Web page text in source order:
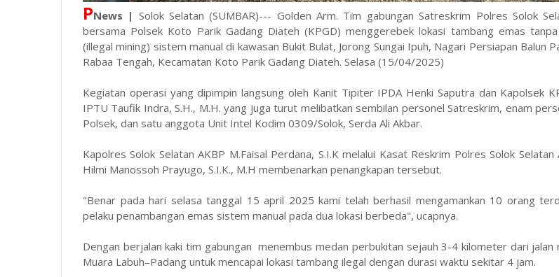
PNews | Solok Selatan (SUMBAR)--- Golden Arm. Tim gabungan Satreskrim Polres Solok
bersama Polsek Koto Parik Gadang Diateh (KPGD) menggerebek lokasi tambang emas
(illegal mining) sistem manual di kawasan Bukit Bulat, Jorong Sungai Ipuh, Nagari Persiapan Balun
Rabaa Tengah, Kecamatan Koto Parik Gadang Diateh. Selasa (15/04/2025)
Kegiatan operasi yang dipimpin langsung oleh Kanit Tipiter IPDA Henki Saputra dan Kapolsek
IPTU Taufik Indra, S.H., M.H. yang juga turut melibatkan sembilan personel Satreskrim, enam
Polsek, dan satu anggota Unit Intel Kodim 0309/Solok, Serda Ali Akbar.
Kapolres Solok Selatan AKBP M.Faisal Perdana, S.I.K melalui Kasat Reskrim Polres Solok Selatan
Hilmi Manossoh Prayugo, S.I.K., M.H membenarkan penangkapan tersebut.
"Benar pada hari selasa tanggal 15 april 2025 kami telah berhasil mengamankan 10 orang
pelaku penambangan emas sistem manual pada dua lokasi berbeda", ucapnya.
Dengan berjalan kaki tim gabungan menembus medan perbukitan sejauh 3-4 kilometer dari jalan
Muara Labuh–Padang untuk mencapai lokasi tambang ilegal dengan durasi waktu sekitar 4 jam.